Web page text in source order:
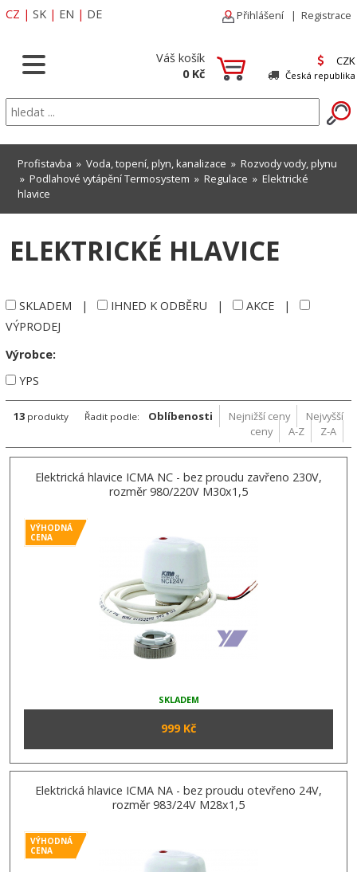
CZ | SK | EN | DE Přihlášení | Registrace
Váš košík
0 Kč
CZK
Česká republika
Profistavba » Voda, topení, plyn, kanalizace » Rozvody vody, plynu
» Podlahové vytápění Termosystem » Regulace » Elektrické
hlavice
ELEKTRICKÉ HLAVICE
SKLADEM | IHNED K ODBĚRU | AKCE |
VÝPRODEJ
Výrobce:
YPS
13 produkty Řadit podle: Oblíbenosti Nejnižší ceny
Nejvyšší
ceny
A-Z Z-A
Elektrická hlavice ICMA NC - bez proudu zavřeno 230V,
rozměr 980/220V M30x1,5
VÝHODNÁ
CENA
SKLADEM
999 Kč
Elektrická hlavice ICMA NA - bez proudu otevřeno 24V,
rozměr 983/24V M28x1,5
VÝHODNÁ
CENA